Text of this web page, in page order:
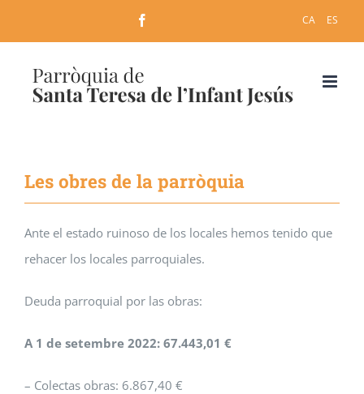
to
CA ES
Les obres de la parròquia
Ante el estado ruinoso de los locales hemos tenido que
rehacer los locales parroquiales.
Deuda parroquial por las obras:
A 1 de setembre 2022: 67.443,01 €
– Colectas obras: 6.867,40 €